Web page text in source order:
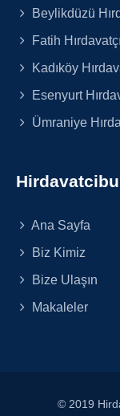
Beylikdüzü
Fatih
Kadıköy
Esenyurt
Ümraniye
Ana Sayfa
Biz Kimiz
Bize Ulaşın
Makaleler
© 2019